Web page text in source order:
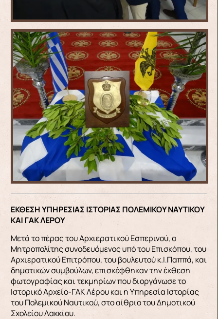
ΕΚΘΕΣΗ ΥΠΗΡΕΣΙΑΣ ΙΣΤΟΡΙΑΣ ΠΟΛΕΜΙΚΟΥ ΝΑΥΤΙΚΟΥ
ΚΑΙ ΓΑΚ ΛΕΡΟΥ
Μετά το πέρας του Αρχιερατικού Εσπερινού, ο
Μητροπολίτης συνοδευόμενος υπό του Επισκόπου, του
Αρχιερατικού Επιτρόπου, του βουλευτού κ.Ι.Παππά, και
δημοτικών συμβούλων, επισκέφθηκαν την έκθεση
φωτογραφίας και τεκμηρίων που διοργάνωσε το
Ιστορικό Αρχείο-ΓΑΚ Λέρου και η Υπηρεσία Ιστορίας
του Πολεμικού Ναυτικού, στο αίθριο του Δημοτικού
Σχολείου Λακκίου.